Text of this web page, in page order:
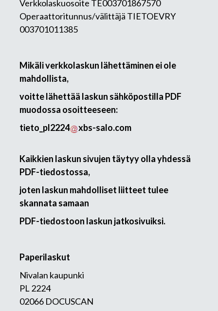
Verkkolaskuosoite TE003701867570
Operaattoritunnus/välittäjä TIETOEVRY
003701011385
Mikäli verkkolaskun lähettäminen ei ole
mahdollista,
voitte lähettää laskun sähköpostilla PDF
muodossa osoitteeseen:
tieto_pl2224
xbs-salo.com
Kaikkien laskun sivujen täytyy olla yhdessä
PDF-tiedostossa,
joten laskun mahdolliset liitteet tulee
skannata samaan
PDF-tiedostoon laskun jatkosivuiksi.
Paperilaskut
Nivalan kaupunki
PL 2224
02066 DOCUSCAN